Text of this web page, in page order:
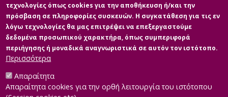
Main Files
Full text
Description: ΔΙΠΛΩΜΑΤΙΚΗ
ΕΡΓΑΣΙΑ-ΜΠΑΜΠΟΥΚΗ ΑΡΓΥΡΩ
τεχνολογίες όπως cookies για την αποθήκευση ή/και την
πρόσβαση σε πληροφορίες συσκευών. Η συγκατάθεση για τις εν
λόγω τεχνολογίες θα μας επιτρέψει να επεξεργαστούμε
δεδομένα προσωπικού χαρακτήρα, όπως συμπεριφορά
περιήγησης ή μοναδικά αναγνωριστικά σε αυτόν τον ιστότοπο.
Περισσότερα
Απαραίτητα
Απαραίτητα cookies για την ορθή λειτουργία του ιστότοπου